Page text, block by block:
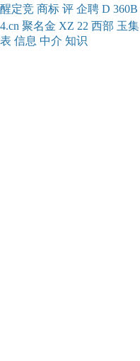
醒定竞 商标 评 企聘 D 360B
4.cn 聚名金 XZ 22 西部 玉集
表 信息 中介 知识